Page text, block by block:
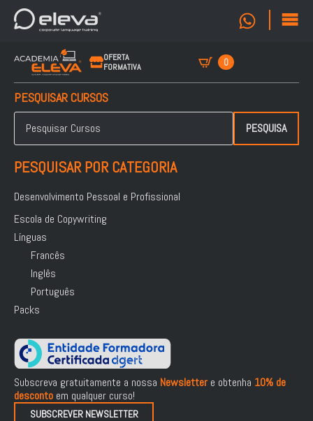
OFERTA
FORMATIVA
0
PESQUISAR CURSOS
Pesquisar
por: PESQUISA
PESQUISAR POR CATEGORIA
Desenvolvimento Pessoal e Profissional
Escola de Copywriting
Línguas
Francês
Inglês
Português
Packs
Subscreva gratuitamente a nossa Newsletter e obtenha 10% de
desconto em qualquer curso!
SUBSCREVER NEWSLETTER